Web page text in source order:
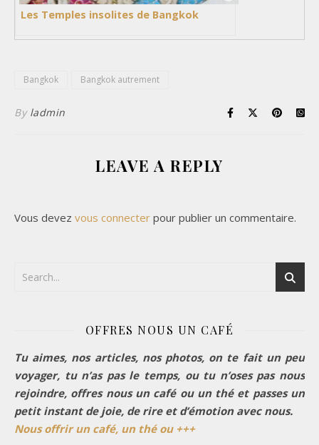
Les Temples insolites de Bangkok
Bangkok Bangkok autrement
By ladmin
LEAVE A REPLY
Vous devez vous connecter pour publier un commentaire.
OFFRES NOUS UN CAFÉ
Tu aimes, nos articles, nos photos, on te fait un peu
voyager, tu n’as pas le temps, ou tu n’oses pas nous
rejoindre, offres nous un café ou un thé et passes un
petit instant de joie, de rire et d’émotion avec nous.
Nous offrir un café, un thé ou +++